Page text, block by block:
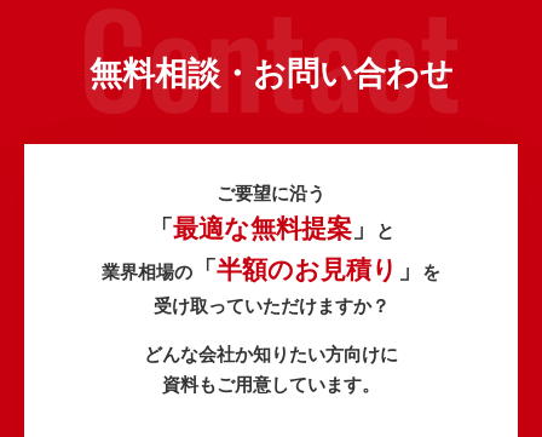
無料相談・お問い合わせ
ご要望に沿う
「 最適な無料提案」
と
業界相場の
「 半額のお見積り 」
を
受け取っていただけますか？
どんな会社か知りたい方向けに
資料もご用意しています。